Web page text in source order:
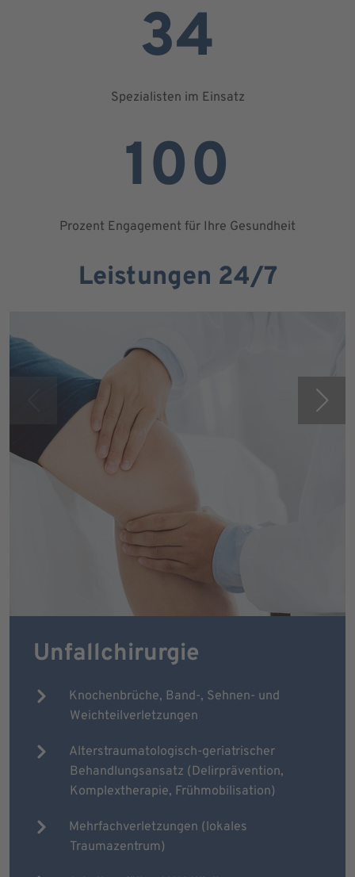
34
Spezialisten im Einsatz
100
Prozent Engagement für Ihre Gesundheit
Leistungen 24/7
Unfallchirurgie
Knochenbrüche, Band-, Sehnen- und
Weichteilverletzungen
Alterstraumatologisch-geriatrischer
Behandlungsansatz (Delirprävention,
Komplextherapie, Frühmobilisation)
Mehrfachverletzungen (lokales
Traumazentrum)